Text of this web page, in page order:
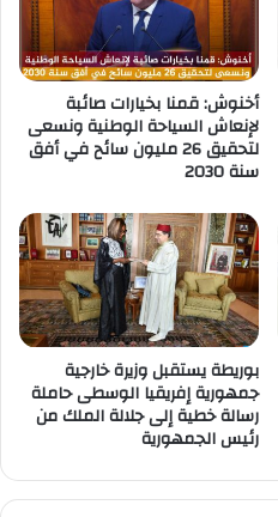
أخنوش: قمنا بخيارات صائبة
لإنعاش السياحة الوطنية ونسعى
لتحقيق 26 مليون سائح في أفق
سنة 2030
بوريطة يستقبل وزيرة خارجية
جمهورية إفريقيا الوسطى حاملة
رسالة خطية إلى جلالة الملك من
رئيس الجمهورية